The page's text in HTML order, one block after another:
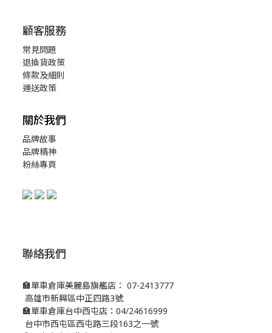
顧客服務
常見問題
退換貨政策
條款及細則
運送政策
關於我們
品牌故事
品牌精神
粉絲專頁
聯絡我們
🏣單車倉庫美麗島旗艦店： 07-2413777
高雄市新興區中正四路3號
🏣單車倉庫台中西屯店：04/24616999
台中市西屯區西屯路三段163之一號